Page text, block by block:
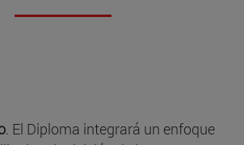
. El Diploma integrará un enfoque